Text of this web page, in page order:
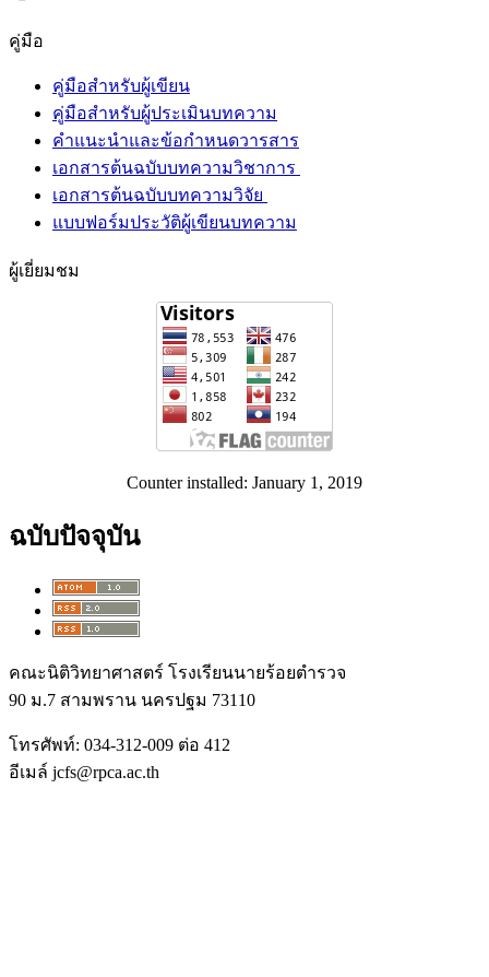
คู่มือ
คู่มือสำหรับผู้เขียน
คู่มือสำหรับผู้ประเมินบทความ
คำแนะนำและข้อกำหนดวารสาร
เอกสารต้นฉบับบทความวิชาการ
เอกสารต้นฉบับบทความวิจัย
แบบฟอร์มประวัติผู้เขียนบทความ
ผู้เยี่ยมชม
Counter installed: January 1, 2019
ฉบับปัจจุบัน
คณะนิติวิทยาศาสตร์ โรงเรียนนายร้อยตำรวจ
90 ม.7 สามพราน นครปฐม 73110
โทรศัพท์: 034-312-009 ต่อ 412
อีเมล์ jcfs@rpca.ac.th